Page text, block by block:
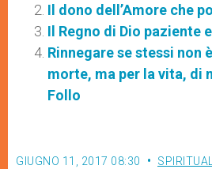
Il dono dell’Amore che
Il Regno di Dio paziente
Rinnegare se stessi non
morte, ma per la vita, di
Follo
GIUGNO 11, 2017 08:30